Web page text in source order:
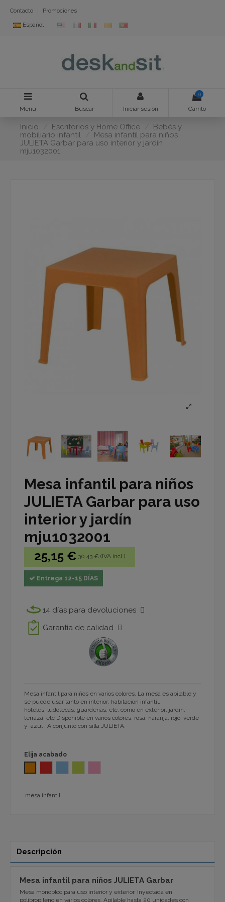
Contacto Promociones
Español
Menu Buscar Iniciar sesión
0
Carrito
Inicio Escritorios y Home Office
Bebés y
mobiliario infantil
Mesa infantil para niños
JULIETA Garbar para uso interior y jardín
mju1032001
Mesa infantil para niños
JULIETA Garbar para uso
interior y jardín
mju1032001
25,15 € 30.43 € (IVA incl.)
Entrega 12-15 DÍAS
14 días para devoluciones
Garantía de calidad
Mesa infantil para niños en varios colores. La mesa es apilable y
se puede usar tanto en interior: habitación infantil,
hoteles, ludotecas, guarderías, etc. como en exterior: jardín,
terraza, etc Disponible en varios colores: rosa, naranja, rojo, verde
y azul . A conjunto con silla JULIETA.
Elija acabado
mesa infantil
Descripción
Mesa infantil para niños JULIETA Garbar
Mesa monobloc para uso interior y exterior. Inyectada en
polipropileno en varios colores. Apilable hasta 20 unidades con